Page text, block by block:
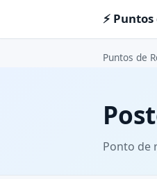
⚡
Puntos de
Ponto de